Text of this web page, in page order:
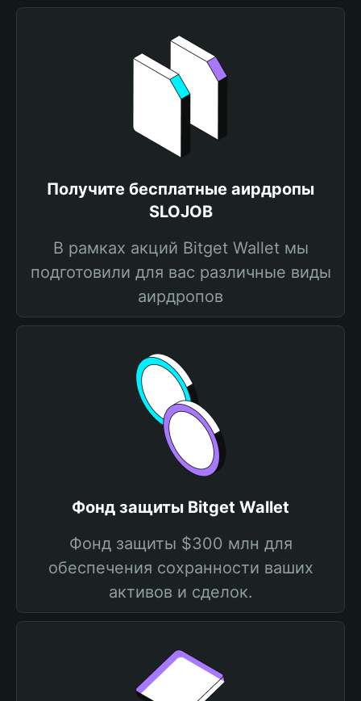
Получите бесплатные аирдропы
SLOJOB
В рамках акций Bitget Wallet мы
подготовили для вас различные виды
аирдропов
Фонд защиты Bitget Wallet
Фонд защиты $300 млн для
обеспечения сохранности ваших
активов и сделок.